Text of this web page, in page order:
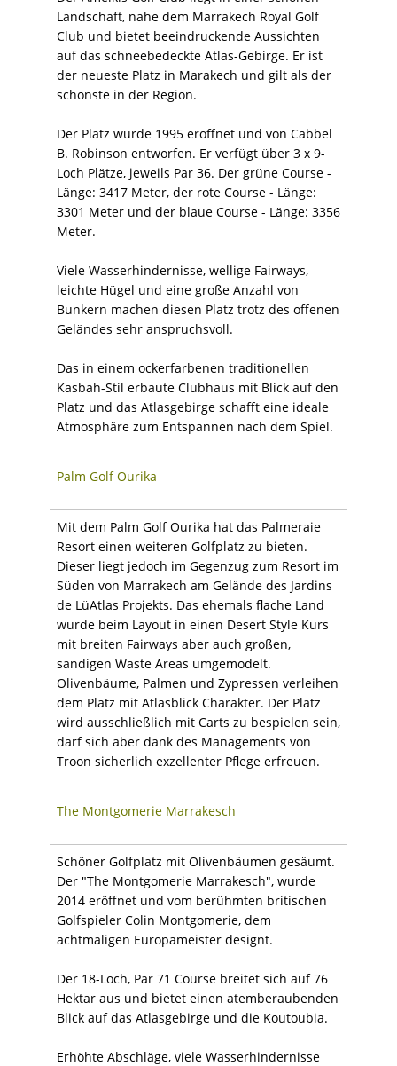
Landschaft, nahe dem Marrakech Royal Golf
Club und bietet beeindruckende Aussichten
auf das schneebedeckte Atlas-Gebirge. Er ist
der neueste Platz in Marakech und gilt als der
schönste in der Region.
Der Platz wurde 1995 eröffnet und von Cabbel
B. Robinson entworfen. Er verfügt über 3 x 9-
Loch Plätze, jeweils Par 36. Der grüne Course -
Länge: 3417 Meter, der rote Course - Länge:
3301 Meter und der blaue Course - Länge: 3356
Meter.
Viele Wasserhindernisse, wellige Fairways,
leichte Hügel und eine große Anzahl von
Bunkern machen diesen Platz trotz des offenen
Geländes sehr anspruchsvoll.
Das in einem ockerfarbenen traditionellen
Kasbah-Stil erbaute Clubhaus mit Blick auf den
Platz und das Atlasgebirge schafft eine ideale
Atmosphäre zum Entspannen nach dem Spiel.
Palm Golf Ourika
Mit dem Palm Golf Ourika hat das Palmeraie
Resort einen weiteren Golfplatz zu bieten.
Dieser liegt jedoch im Gegenzug zum Resort im
Süden von Marrakech am Gelände des Jardins
de LüAtlas Projekts. Das ehemals flache Land
wurde beim Layout in einen Desert Style Kurs
mit breiten Fairways aber auch großen,
sandigen Waste Areas umgemodelt.
Olivenbäume, Palmen und Zypressen verleihen
dem Platz mit Atlasblick Charakter. Der Platz
wird ausschließlich mit Carts zu bespielen sein,
darf sich aber dank des Managements von
Troon sicherlich exzellenter Pflege erfreuen.
The Montgomerie Marrakesch
Schöner Golfplatz mit Olivenbäumen gesäumt.
Der "The Montgomerie Marrakesch", wurde
2014 eröffnet und vom berühmten britischen
Golfspieler Colin Montgomerie, dem
achtmaligen Europameister designt.
Der 18-Loch, Par 71 Course breitet sich auf 76
Hektar aus und bietet einen atemberaubenden
Blick auf das Atlasgebirge und die Koutoubia.
Erhöhte Abschläge, viele Wasserhindernisse